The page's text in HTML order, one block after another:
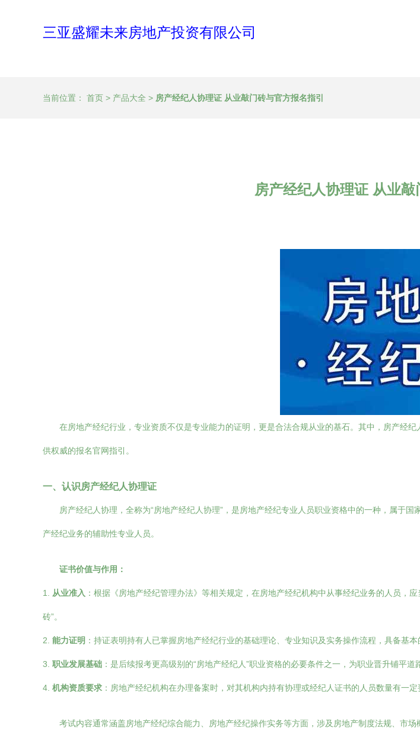
三亚盛耀未来房地产投资有限公司
当前位置： 首页 > 产品大全 > 房产经纪人协理证 从业敲门砖与官方报名指引
房产经纪人协理证 从业敲
在房地产经纪行业，专业资质不仅是专业能力的证明，更是合法合规从业的基石。其中，房产经
供权威的报名官网指引。
一、认识房产经纪人协理证
房产经纪人协理，全称为“房地产经纪人协理”，是房地产经纪专业人员职业资格中的一种，属于
产经纪业务的辅助性专业人员。
证书价值与作用：
1. 从业准入 ：根据《房地产经纪管理办法》等相关规定，在房地产经纪机构中从事经纪业务的人员，
砖”。
2. 能力证明 ：持证表明持有人已掌握房地产经纪行业的基础理论、专业知识及实务操作流程，具备基本
3. 职业发展基础 ：是后续报考更高级别的“房地产经纪人”职业资格的必要条件之一，为职业晋升铺平道
4. 机构资质要求 ：房地产经纪机构在办理备案时，对其机构内持有协理或经纪人证书的人员数量有一定
考试内容通常涵盖房地产经纪综合能力、房地产经纪操作实务等方面，涉及房地产制度法规、市